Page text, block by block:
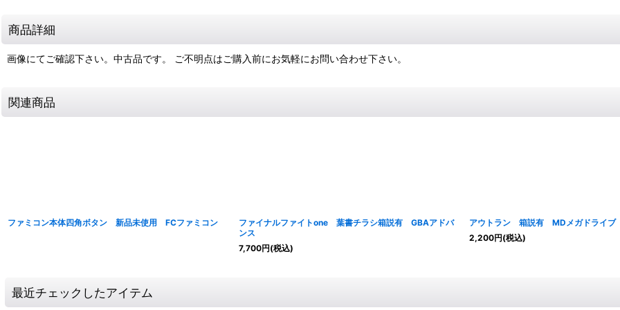
商品詳細
画像にてご確認下さい。中古品です。 ご不明点はご購入前にお気軽にお問い合わせ下さい。
関連商品
ファミコン本体四角ボタン 新品未使用 FCファミコン
ファイナルファイトone 葉書チラシ箱説有 GBAアドバ
ンス
7,700円(税込)
アウトラン 箱説有 MDメガドライブ
2,200円(税込)
最近チェックしたアイテム